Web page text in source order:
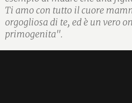
Ti amo con tutto il cuore
orgogliosa di te, ed è un vero
primogenita".